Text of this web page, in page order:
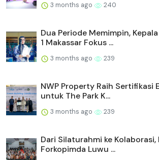
3 months ago 240
Dua Periode Memimpin, Kepala
1 Makassar Fokus ...
3 months ago 239
NWP Property Raih Sertifikasi
untuk The Park K...
3 months ago 239
Dari Silaturahmi ke Kolaborasi,
Forkopimda Luwu ...